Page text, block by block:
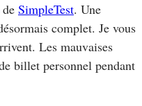
de SimpleTest. Une
complet. Je vous
Les mauvaises
billet personnel pendant